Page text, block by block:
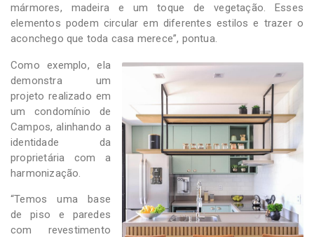
mármores, madeira e um toque de vegetação. Esses
elementos podem circular em diferentes estilos e trazer o
aconchego que toda casa merece”, pontua.
Como exemplo, ela
demonstra um
projeto realizado em
um condomínio de
Campos, alinhando a
identidade da
proprietária com a
harmonização.
“Temos uma base
de piso e paredes
com revestimento